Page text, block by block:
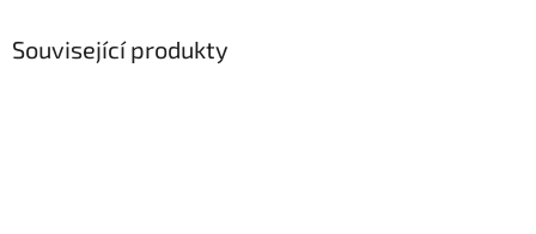
Související produkty